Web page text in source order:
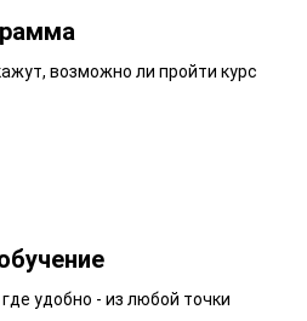
возможно ли пройти курс
удобно - из любой точки